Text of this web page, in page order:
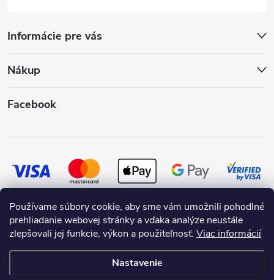
Používame súbory cookie, aby sme vám umožnili pohodlné
prehliadanie webovej stránky a vďaka analýze neustále
zlepšovali jej funkcie, výkon a použiteľnosť. Viac informácií
Nastavenie
Informácie pre vás
Nákup
Facebook